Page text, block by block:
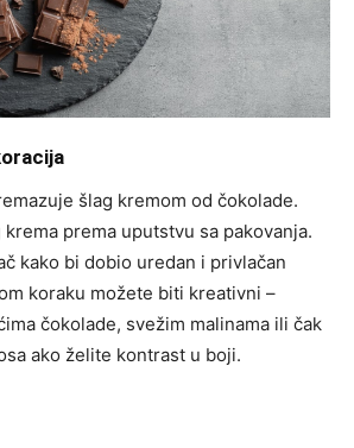
šlag kremom od čokolade.
prema uputstvu sa pakovanja.
kako bi dobio uredan i privlačan
koraku možete biti kreativni –
čokolade, svežim malinama ili čak
ako želite kontrast u boji.